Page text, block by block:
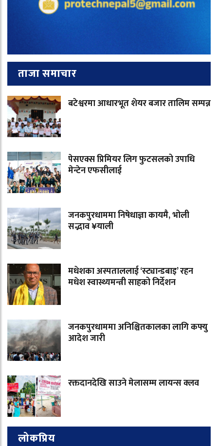
ताजा समाचार
बटेश्वरमा आधारभूत शेयर बजार तालिम सम्पन्न
पेसएक्स प्रिमियर लिग फुटसलको उपाधि
मेन्टेन एफसीलाई
जनकपुरधाममा निषेधाज्ञा कायमै, भोली
सद्भाव ¥याली
मधेशका अस्पताललाई ‘स्ट्यान्डबाइ’ रहन
मधेश स्वास्थ्यमन्त्री साहको निर्देशन
जनकपुरधाममा अनिश्चितकालका लागि कफ्यु
आदेश जारी
रक्तदानदेखि साउने मेलासम्म लायन्स क्लव
लोकप्रिय